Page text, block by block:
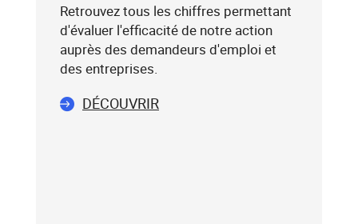
:
75019),
sélectionnez-
le
la
Retrouvez tous les chiffres permettant
d'évaluer l'efficacité de notre action
auprès des demandeurs d'emploi et
des entreprises.
DÉCOUVRIR